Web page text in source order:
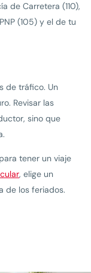
de Carretera (110),
(105) y el de tu
de tráfico. Un
Revisar las
sino que
tener un viaje
, elige un
de los feriados.